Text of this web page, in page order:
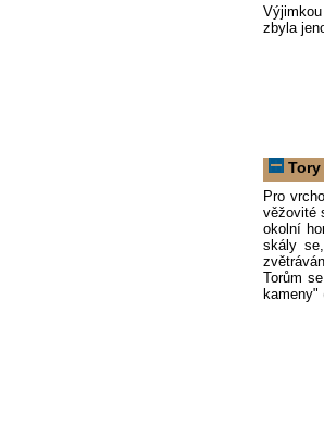
zbyla
Tory
Pro
věžovité
okolní
skály
Torům
kameny"